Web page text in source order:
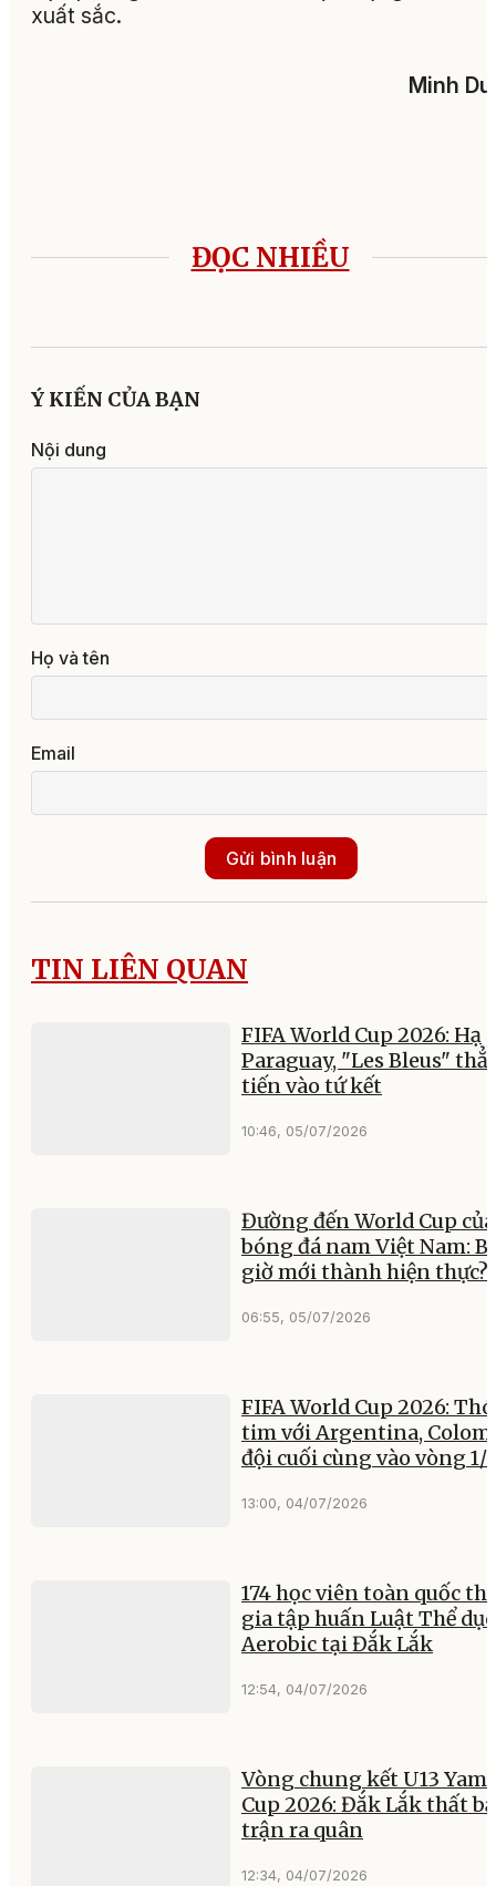
xuất sắc.
Minh
ĐỌC NHIỀU
Ý KIẾN CỦA BẠN
Nội dung
Họ và tên
Email
Gửi bình luận
TIN LIÊN QUAN
FIFA World Cup 2026: Hạ
Paraguay, "Les Bleus"
tiến vào tứ kết
10:46, 05/07/2026
Đường đến World Cup của
bóng đá nam Việt Nam:
giờ mới thành hiện thực?
06:55, 05/07/2026
FIFA World Cup 2026:
tim với Argentina,
đội cuối cùng vào vòng 1/
13:00, 04/07/2026
174 học viên toàn quốc
gia tập huấn Luật Thể dục
Aerobic tại Đắk Lắk
12:54, 04/07/2026
Vòng chung kết U13
Cup 2026: Đắk Lắk thất
trận ra quân
12:34, 04/07/2026